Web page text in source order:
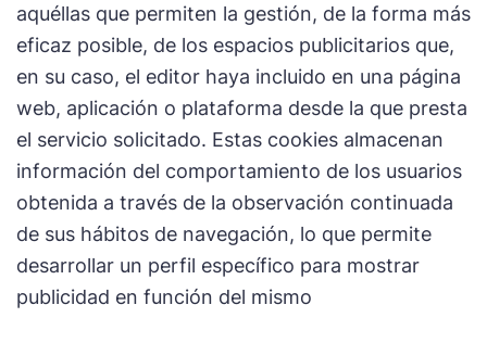
aquéllas que permiten la gestión, de la forma más
eficaz posible, de los espacios publicitarios que,
en su caso, el editor haya incluido en una página
web, aplicación o plataforma desde la que presta
el servicio solicitado. Estas cookies almacenan
información del comportamiento de los usuarios
obtenida a través de la observación continuada
de sus hábitos de navegación, lo que permite
desarrollar un perfil específico para mostrar
publicidad en función del mismo